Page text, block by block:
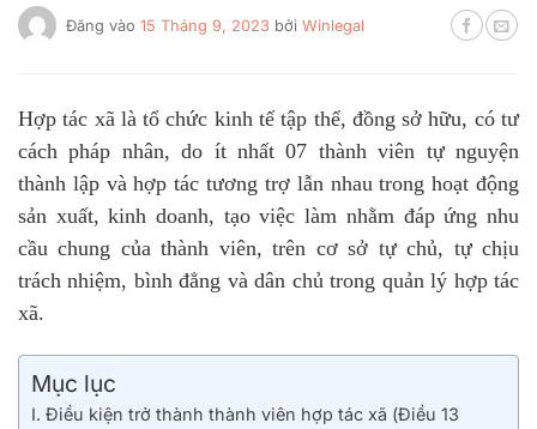
Đăng vào 15 Tháng 9, 2023 bởi Winlegal
Hợp tác xã là tổ chức kinh tế tập thể, đồng sở hữu, có tư
cách pháp nhân, do ít nhất 07 thành viên tự nguyện
thành lập và hợp tác tương trợ lẫn nhau trong hoạt động
sản xuất, kinh doanh, tạo việc làm nhằm đáp ứng nhu
cầu chung của thành viên, trên cơ sở tự chủ, tự chịu
trách nhiệm, bình đẳng và dân chủ trong quản lý hợp tác
xã.
Mục lục
I. Điều kiện trở thành thành viên hợp tác xã (Điều 13